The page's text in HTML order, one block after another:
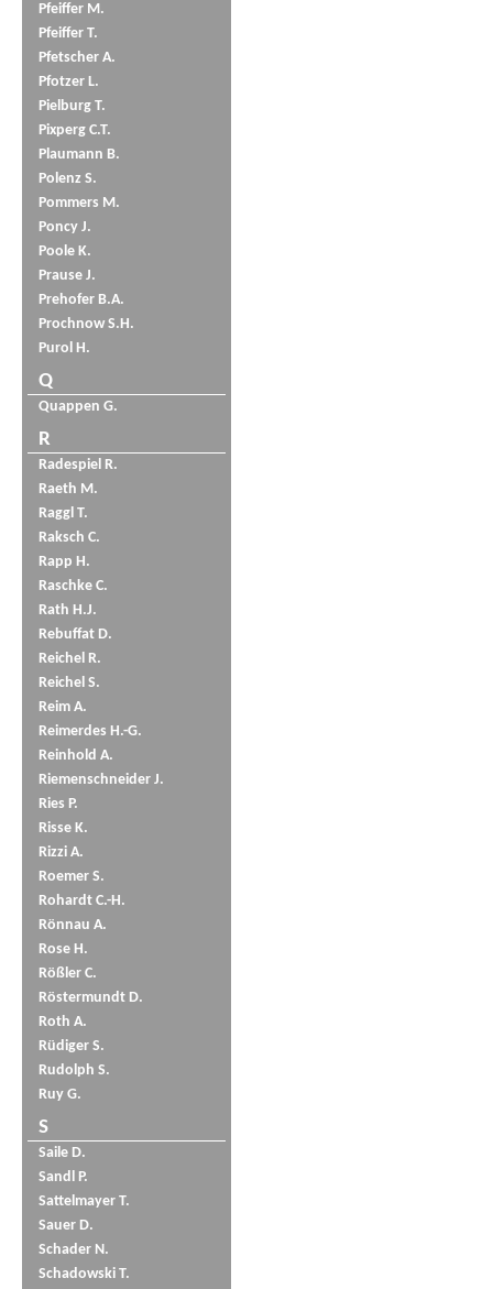
Pfeiffer M.
Pfeiffer T.
Pfetscher A.
Pfotzer L.
Pielburg T.
Pixperg C.T.
Plaumann B.
Polenz S.
Pommers M.
Poncy J.
Poole K.
Prause J.
Prehofer B.A.
Prochnow S.H.
Purol H.
Q
Quappen G.
R
Radespiel R.
Raeth M.
Raggl T.
Raksch C.
Rapp H.
Raschke C.
Rath H.J.
Rebuffat D.
Reichel R.
Reichel S.
Reim A.
Reimerdes H.-G.
Reinhold A.
Riemenschneider J.
Ries P.
Risse K.
Rizzi A.
Roemer S.
Rohardt C.-H.
Rönnau A.
Rose H.
Rößler C.
Röstermundt D.
Roth A.
Rüdiger S.
Rudolph S.
Ruy G.
S
Saile D.
Sandl P.
Sattelmayer T.
Sauer D.
Schader N.
Schadowski T.